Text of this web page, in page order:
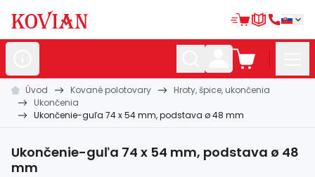
Nerezovépolotovary
Hliníkovépolotovary
Kovanépolotovary
Úvod Kované polotovary
Hroty, špice, ukončenia
Ukončenia
Ukončenie-guľa 74 x 54 mm, podstava ø 48 mm
Ukončenie-guľa 74 x 54 mm, podstava ø 48
mm